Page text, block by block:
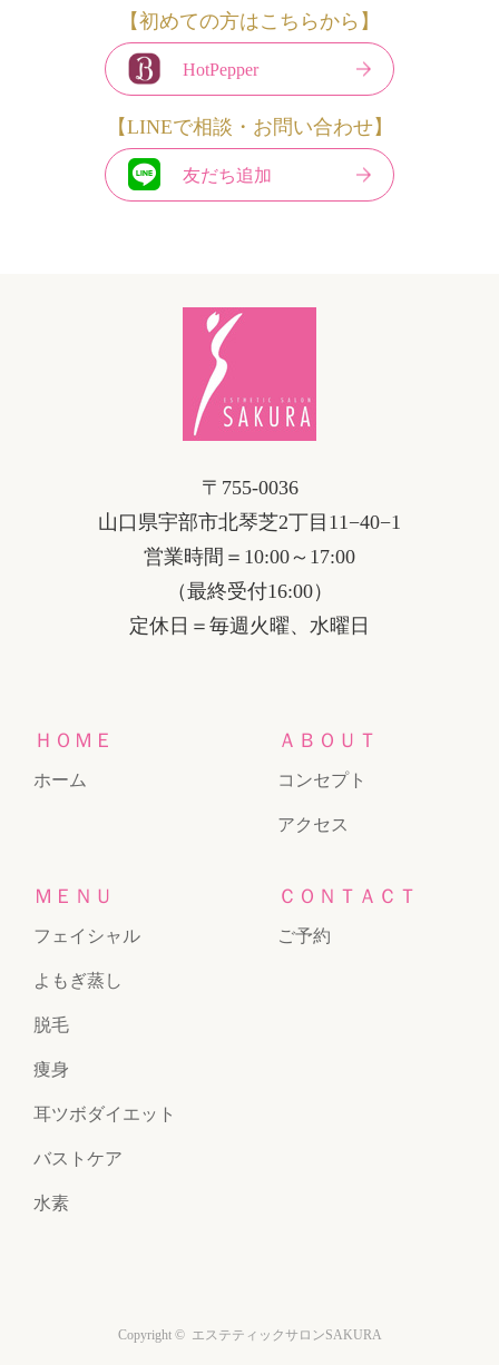
【初めての方はこちらから】
HotPepper
【LINEで相談・お問い合わせ】
友だち追加
〒755-0036
山口県宇部市北琴芝2丁目11−40−1
営業時間＝10:00～17:00
（最終受付16:00）
定休日＝毎週火曜、水曜日
ＨＯＭＥ
ホーム
ＡＢＯＵＴ
コンセプト
アクセス
ＭＥＮＵ
フェイシャル
よもぎ蒸し
脱毛
痩身
耳ツボダイエット
バストケア
水素
ＣＯＮＴＡＣＴ
ご予約
Copyright © エステティックサロンSAKURA